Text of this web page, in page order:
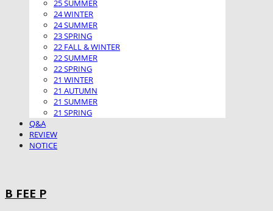
25 SUMMER
24 WINTER
24 SUMMER
23 SPRING
22 FALL & WINTER
22 SUMMER
22 SPRING
21 WINTER
21 AUTUMN
21 SUMMER
21 SPRING
Q&A
REVIEW
NOTICE
B FEE P